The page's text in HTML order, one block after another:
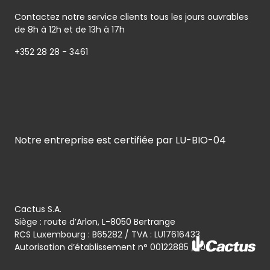
Contactez notre service clients tous les jours ouvrables
de 8h à 12h et de 13h à 17h
+352 28 28 - 3461
Cactus S.A.
Siège : route d’Arlon, L-8050 Bertrange
RCS Luxembourg : B65282 / TVA : LU17616433
Autorisation d’établissement n° 00122885 / 100
Notre entreprise est certifiée par LU-BIO-04